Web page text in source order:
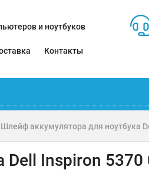
и ноутбуков
Контакты
Шлейф аккумулятора для ноутбука
Inspiron 5370